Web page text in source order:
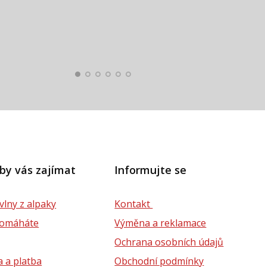
vás zajímat
z alpaky
a platba
Informujte se
Kontakt
Výměna a reklamace
Ochrana osobních údajů
Obchodní podmínky